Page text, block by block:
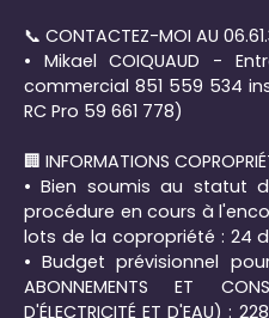
📞 CONTACTEZ-MOI AU
• Mikael COIQUAUD -
commercial 851 559 534
RC Pro 59 661 778)
🏢 INFORMATIONS
• Bien soumis au statut
procédure en cours à
lots de la copropriété : 24
• Budget prévisionnel
ABONNEMENTS ET
D'ÉLECTRICITÉ ET D'EAU) :